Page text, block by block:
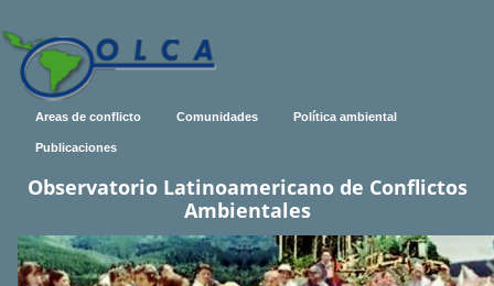
Areas de conflicto Comunidades Política ambiental
Publicaciones
Observatorio Latinoamericano de Conflictos
Ambientales